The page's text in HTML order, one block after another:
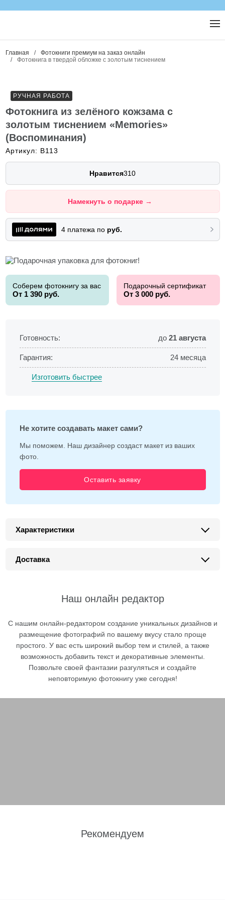
Главная /
Фотокниги премиум на заказ онлайн
/
Фотокнига в твердой обложке с золотым тиснением
РУЧНАЯ РАБОТА
Фотокнига из зелёного кожзама с
золотым тиснением «Memories»
(Воспоминания)
Артикул: B113
Нравится310
Намекнуть о подарке →
4 платежа по руб.
Соберем фотокнигу за вас
От 1 390 руб.
Подарочный сертификат
От 3 000 руб.
Готовность: до 21 августа
Гарантия: 24 месяца
Изготовить быстрее
Не хотите создавать макет сами?
Мы поможем. Наш дизайнер создаст макет из ваших
фото.
Оставить заявку
Характеристики
Доставка
Наш онлайн редактор
С нашим онлайн-редактором создание уникальных дизайнов и
размещение фотографий по вашему вкусу стало проще
простого. У вас есть широкий выбор тем и стилей, а также
возможность добавить текст и декоративные элементы.
Позвольте своей фантазии разгуляться и создайте
неповторимую фотокнигу уже сегодня!
Рекомендуем